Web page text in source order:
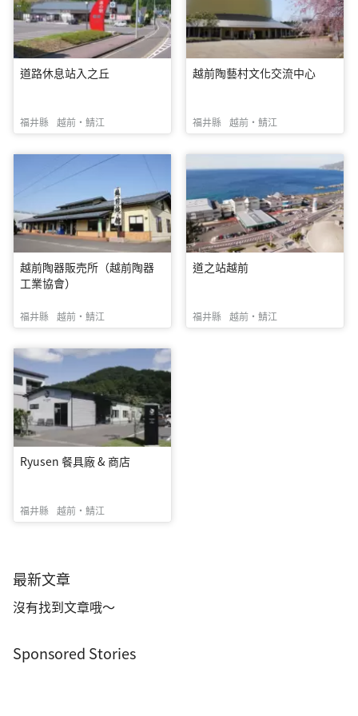
道路休息站入之丘
福井縣 越前・鯖江
越前陶藝村文化交流中心
福井縣 越前・鯖江
越前陶器販売所（越前陶器
工業協會）
福井縣 越前・鯖江
道之站越前
福井縣 越前・鯖江
Ryusen 餐具廠 & 商店
福井縣 越前・鯖江
最新文章
沒有找到文章哦～
Sponsored Stories